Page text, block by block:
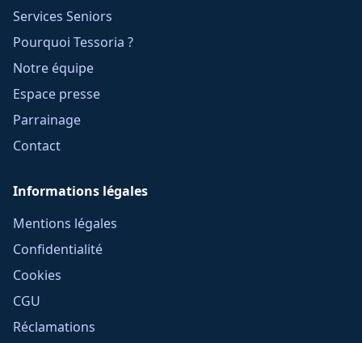
Services Seniors
Pourquoi Tessoria ?
Notre équipe
Espace presse
Parrainage
Contact
Informations légales
Mentions légales
Confidentialité
Cookies
CGU
Réclamations